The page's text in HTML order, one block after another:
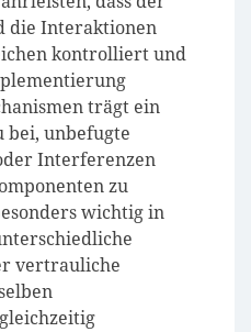
die Interaktionen
kontrolliert und
trägt ein
bei, unbefugte
Interferenzen
zu
wichtig in
vertrauliche